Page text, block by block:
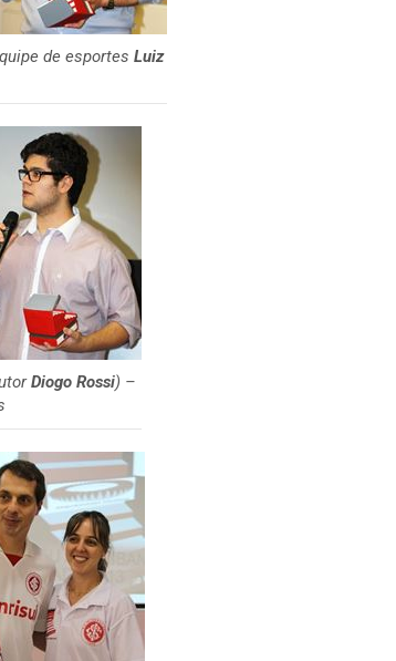
de esportesLuiz
Diogo Rossi) –